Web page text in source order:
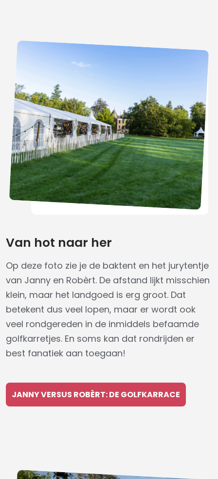
Van hot naar her
Op deze foto zie je de baktent en het jurytentje
van Janny en Robèrt. De afstand lijkt misschien
klein, maar het landgoed is erg groot. Dat
betekent dus veel lopen, maar er wordt ook
veel rondgereden in de inmiddels befaamde
golfkarretjes. En soms kan dat rondrijden er
best fanatiek aan toegaan!
JANNY VERSUS ROBÈRT: DE GOLFKARRACE